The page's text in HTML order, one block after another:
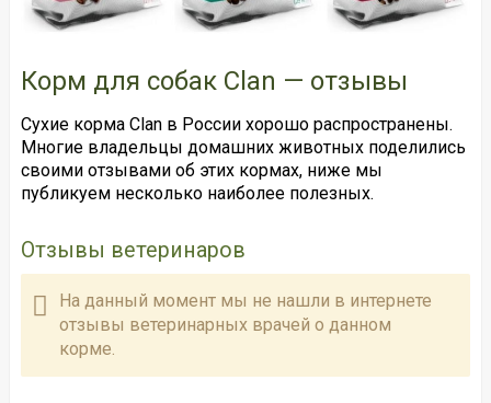
Корм для собак Clan — отзывы
Сухие корма Clan в России хорошо распространены.
Многие владельцы домашних животных поделились
своими отзывами об этих кормах, ниже мы
публикуем несколько наиболее полезных.
Отзывы ветеринаров
На данный момент мы не нашли в интернете
отзывы ветеринарных врачей о данном
корме.